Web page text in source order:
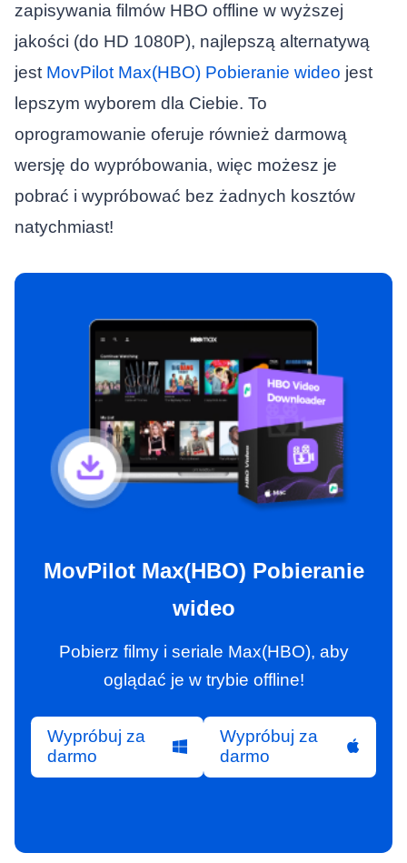
zapisywania filmów HBO offline w wyższej
jakości (do HD 1080P), najlepszą alternatywą
jest MovPilot Max(HBO) Pobieranie wideo jest
lepszym wyborem dla Ciebie. To
oprogramowanie oferuje również darmową
wersję do wypróbowania, więc możesz je
pobrać i wypróbować bez żadnych kosztów
natychmiast!
MovPilot Max(HBO) Pobieranie
wideo
Pobierz filmy i seriale Max(HBO), aby
oglądać je w trybie offline!
Wypróbuj za
darmo
Wypróbuj za
darmo